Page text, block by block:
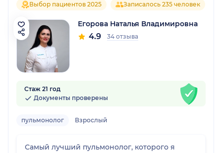
Выбор пациентов 2025 Записалось 235 человек
Егорова Наталья Владимировна
4.9 34 отзыва
Стаж 21 год
Документы проверены
пульмонолог Взрослый
Самый лучший пульмонолог, которого я